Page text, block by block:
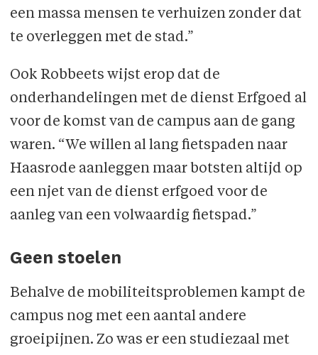
een massa mensen te verhuizen zonder dat
te overleggen met de stad.”
Ook Robbeets wijst erop dat de
onderhandelingen met de dienst Erfgoed al
voor de komst van de campus aan de gang
waren. “We willen al lang fietspaden naar
Haasrode aanleggen maar botsten altijd op
een njet van de dienst erfgoed voor de
aanleg van een volwaardig fietspad.”
Geen stoelen
Behalve de mobiliteitsproblemen kampt de
campus nog met een aantal andere
groeipijnen. Zo was er een studiezaal met